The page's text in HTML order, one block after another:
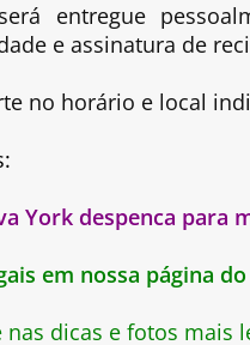
entregue
e assinatura de
no horário e local
York despenca para
em nossa página
nas dicas e fotos mais